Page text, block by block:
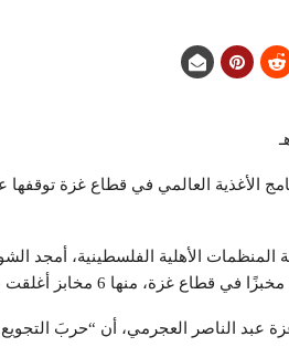
الأغذية العالمي في قطاع غزة
الأهلية الفلسطينية، أمجد
عبد الناصر العجرمي، أن “حربَ